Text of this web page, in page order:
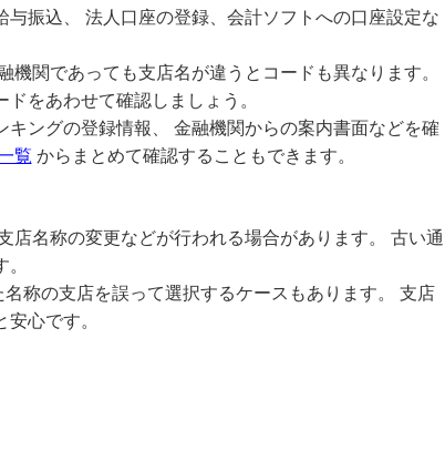
振込、 法人口座の登録、会計ソフトへの口座設定な
関であっても支店名が違うとコードも異なります。
をあわせて確認しましょう。
ングの登録情報、 金融機関からの案内書面などを確
覧 からまとめて確認することもできます。
店名称の変更などが行われる場合があります。 古い通
称の支店を誤って選択するケースもあります。 支店
心です。